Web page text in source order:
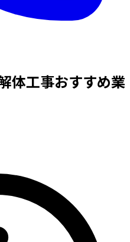
体工事おすすめ業